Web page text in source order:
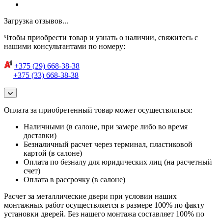
Загрузка отзывов...
Чтобы приобрести товар и узнать о наличии, свяжитесь с
нашими консультантами по номеру:
+375 (29) 668-38-38
+375 (33) 668-38-38
Оплата за приобретенный товар может осуществляться:
Наличными (в салоне, при замере либо во время
доставки)
Безналичный расчет через терминал, пластиковой
картой (в салоне)
Оплата по безналу для юридических лиц (на расчетный
счет)
Оплата в рассрочку (в салоне)
Расчет за металлические двери при условии наших
монтажных работ осуществляется в размере 100% по факту
установки дверей. Без нашего монтажа составляет 100% по